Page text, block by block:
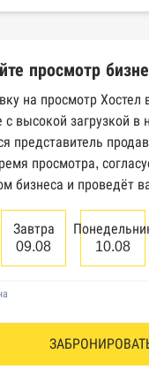
ЕГРЮЛ и ЕГРИП
казначейства
арбитражных дел
суда
реестр
юридических лиц
знаков и
просмотр
на просмотр Хостел
с высокой загрузкой
представитель
просмотра,
бизнеса и проведёт
Завтра
09.08
10.08